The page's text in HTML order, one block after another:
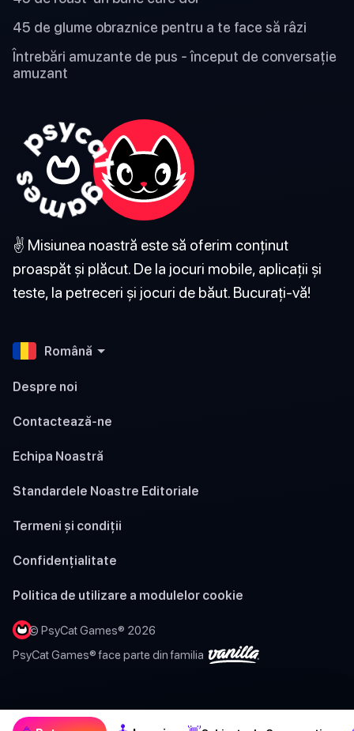
45 de glume obraznice pentru a te face să râzi
Întrebări amuzante de pus - început de conversație
amuzant
✌️ Misiunea noastră este să oferim conținut
proaspăt și plăcut. De la jocuri mobile, aplicații și
teste, la petreceri și jocuri de băut. Bucurați-vă!
Română
Despre noi
Contactează-ne
Echipa Noastră
Standardele Noastre Editoriale
Termeni și condiții
Confidențialitate
Politica de utilizare a modulelor cookie
© PsyCat Games® 2026
PsyCat Games® face parte din familia